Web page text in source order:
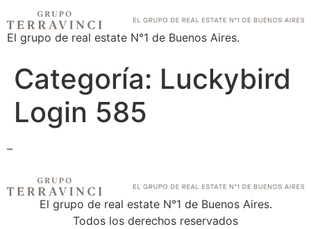
El grupo de real estate N°1 de Buenos Aires.
Categoría: Luckybird
Login 585
–
El grupo de real estate N°1 de Buenos Aires.
Todos los derechos reservados